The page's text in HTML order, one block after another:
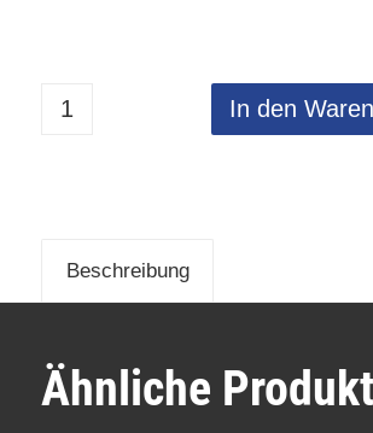
In den
Beschreibung
Ähnliche